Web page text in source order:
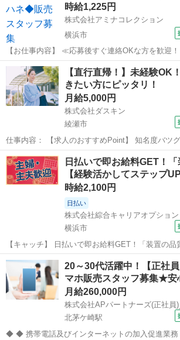
時給1,225円
株式会社アミナコレクション
横浜市
【お仕事内容】 ≪応募後すぐ連絡OKな方を歓迎
お電話・メールでご連絡します≫ ・面接時に履歴
ています！ ・ご不明点はお気軽にご連絡ください！
RESORT・TRAVELをテ...
神奈川 横浜市 その他
【直行直帰！】未経験OK
きたい方にピッタリ！
月給5,000円
株式会社ダスキン
綾瀬市
仕事内容： 【求人のおすすめPoint】 知名度バツ
仕事 未経験OK！研修充実！定着率90％以上 無理
りません 頑張った分だけ稼げる完全出来高制 基
生活とも両立可能 扶...
神奈川 綾瀬市
日払いで即お給料GET！「
【経験活かしてステップ
時給2,100円
日払い
株式会社綜合キャリアオプション
横浜市
【キャッチ】 日払いで即お給料GET！「装置の品
してステップUP！！】定時上がりで自分タイム♪
2100円！ 【コメント】 製造のお仕事をお探しの方必見！ 「経験ない
けど大丈夫かな・・・...
神奈川 横浜市 その他
20～30代活躍中！【正社
マホ販売スタッフ募集★
月給260,000円
株式会社APパートナーズ(正社員
北茅ケ崎駅
◆ ◆ 携帯電話及びインターネットの加入促進業務 【このお仕事のお